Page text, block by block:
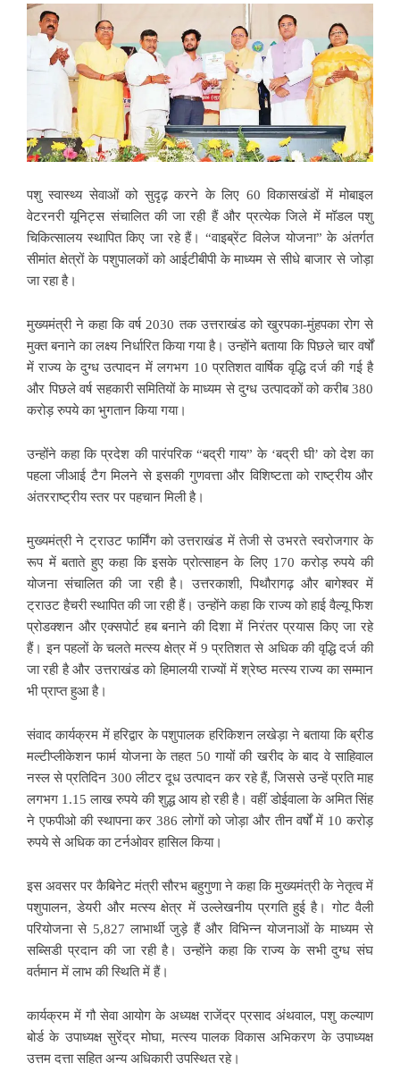
पशु स्वास्थ्य सेवाओं को सुदृढ़ करने के लिए 60 विकासखंडों में मोबाइल
वेटरनरी यूनिट्स संचालित की जा रही हैं और प्रत्येक जिले में मॉडल पशु
चिकित्सालय स्थापित किए जा रहे हैं। “वाइब्रेंट विलेज योजना” के अंतर्गत
सीमांत क्षेत्रों के पशुपालकों को आईटीबीपी के माध्यम से सीधे बाजार से जोड़ा
जा रहा है।
मुख्यमंत्री ने कहा कि वर्ष 2030 तक उत्तराखंड को खुरपका-मुंहपका रोग से
मुक्त बनाने का लक्ष्य निर्धारित किया गया है। उन्होंने बताया कि पिछले चार वर्षों
में राज्य के दुग्ध उत्पादन में लगभग 10 प्रतिशत वार्षिक वृद्धि दर्ज की गई है
और पिछले वर्ष सहकारी समितियों के माध्यम से दुग्ध उत्पादकों को करीब 380
करोड़ रुपये का भुगतान किया गया।
उन्होंने कहा कि प्रदेश की पारंपरिक “बद्री गाय” के ‘बद्री घी’ को देश का
पहला जीआई टैग मिलने से इसकी गुणवत्ता और विशिष्टता को राष्ट्रीय और
अंतरराष्ट्रीय स्तर पर पहचान मिली है।
मुख्यमंत्री ने ट्राउट फार्मिंग को उत्तराखंड में तेजी से उभरते स्वरोजगार के
रूप में बताते हुए कहा कि इसके प्रोत्साहन के लिए 170 करोड़ रुपये की
योजना संचालित की जा रही है। उत्तरकाशी, पिथौरागढ़ और बागेश्वर में
ट्राउट हैचरी स्थापित की जा रही हैं। उन्होंने कहा कि राज्य को हाई वैल्यू फिश
प्रोडक्शन और एक्सपोर्ट हब बनाने की दिशा में निरंतर प्रयास किए जा रहे
हैं। इन पहलों के चलते मत्स्य क्षेत्र में 9 प्रतिशत से अधिक की वृद्धि दर्ज की
जा रही है और उत्तराखंड को हिमालयी राज्यों में श्रेष्ठ मत्स्य राज्य का सम्मान
भी प्राप्त हुआ है।
संवाद कार्यक्रम में हरिद्वार के पशुपालक हरिकिशन लखेड़ा ने बताया कि ब्रीड
मल्टीप्लीकेशन फार्म योजना के तहत 50 गायों की खरीद के बाद वे साहिवाल
नस्ल से प्रतिदिन 300 लीटर दूध उत्पादन कर रहे हैं, जिससे उन्हें प्रति माह
लगभग 1.15 लाख रुपये की शुद्ध आय हो रही है। वहीं डोईवाला के अमित सिंह
ने एफपीओ की स्थापना कर 386 लोगों को जोड़ा और तीन वर्षों में 10 करोड़
रुपये से अधिक का टर्नओवर हासिल किया।
इस अवसर पर कैबिनेट मंत्री सौरभ बहुगुणा ने कहा कि मुख्यमंत्री के नेतृत्व में
पशुपालन, डेयरी और मत्स्य क्षेत्र में उल्लेखनीय प्रगति हुई है। गोट वैली
परियोजना से 5,827 लाभार्थी जुड़े हैं और विभिन्न योजनाओं के माध्यम से
सब्सिडी प्रदान की जा रही है। उन्होंने कहा कि राज्य के सभी दुग्ध संघ
वर्तमान में लाभ की स्थिति में हैं।
कार्यक्रम में गौ सेवा आयोग के अध्यक्ष राजेंद्र प्रसाद अंथवाल, पशु कल्याण
बोर्ड के उपाध्यक्ष सुरेंद्र मोघा, मत्स्य पालक विकास अभिकरण के उपाध्यक्ष
उत्तम दत्ता सहित अन्य अधिकारी उपस्थित रहे।